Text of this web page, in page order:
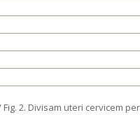
2. Divisam uteri cervicem